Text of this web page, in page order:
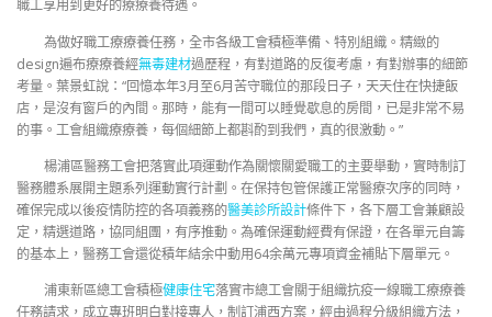
職工享用到更好的療療養待遇。
為做好職工療療養任務，全市各級工會積極準備、特別組織。精緻的
design遍布療療養經無毒建材過歷程，有對道路的反復考慮，有對辦事的細節
考量。葉景虹說：“回憶本年3月至6月苦守職位的那段日子，天天住在快捷飯
店，是沒有窗戶的內間。那時，能有一間可以睡覺歇息的房間，已是非常不易
的事。工會組織療療養，每個細節上都斟酌到我們，真的很激動。”
楊浦區醫務工會把落實此項運動作為關懷關愛職工的主要舉動，實時制訂
醫務體系展開主題系列運動實行計劃。在保持包管保護正常醫療次序的同時，
確保完成以後疫情防控的各項義務的醫美診所設計條件下，各下層工會兼顧設
定，精選道路，協同組團，有序推動。為確保運動經費有保證，在各單元自籌
的基本上，醫務工會還從積年結余中動用64余萬元專項資金補貼下層單元。
浦東新區總工會積極健康住宅落實市總工會關于組織抗疫一線職工療療養
任務請求，成立專班明白對接專人，制訂浦西方案，經由過程分級組織方法，